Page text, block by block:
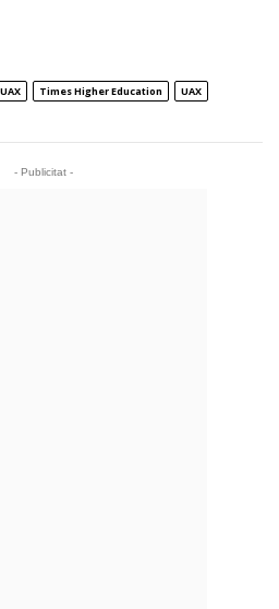
Times Higher Education
UAX
- Publicitat -